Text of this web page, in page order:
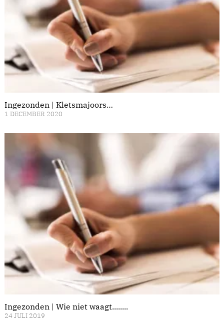
Ingezonden | Kletsmajoors…
1 DECEMBER 2020
Ingezonden | Wie niet waagt........
24 JULI 2019